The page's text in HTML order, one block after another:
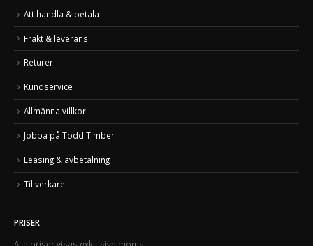
Att handla & betala
Frakt & leverans
Returer
Kundservice
Allmänna villkor
Jobba på Todd Timber
Leasing & avbetalning
Tillverkare
PRISER